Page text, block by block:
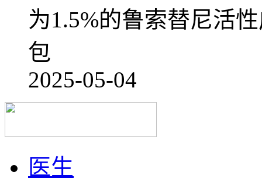
为1.5%的鲁索替尼活
包
2025-05-04
医生